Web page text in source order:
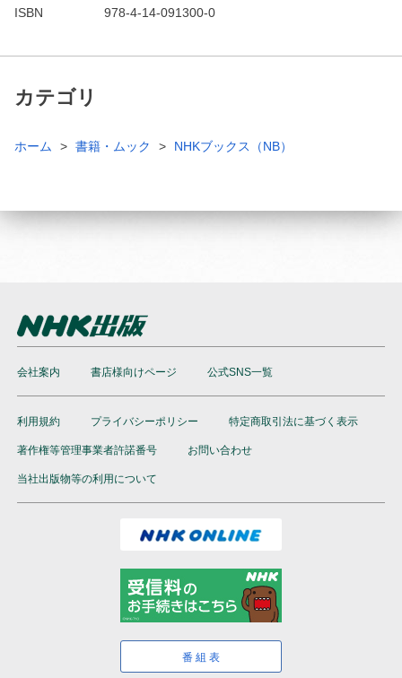
ISBN
978-4-14-091300-0
カテゴリ
ホーム 書籍・ムック NHKブックス（NB）
会社案内 書店様向けページ 公式SNS一覧
利用規約 プライバシーポリシー 特定商取引法に基づく表示
著作権等管理事業者許諾番号 お問い合わせ
当社出版物等の利用について
番組表